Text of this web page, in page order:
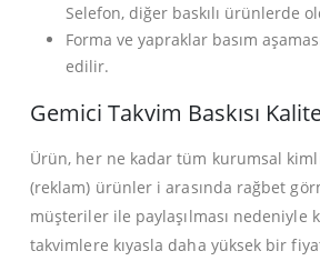
Selefon, diğer baskılı ürünlerde
Forma ve yapraklar basım
edilir.
Gemici Takvim Baskısı
Ürün, her ne kadar tüm kurumsal
(reklam) ürünler i arasında rağbet
müşteriler ile paylaşılması nedeniyle
takvimlere kıyasla daha yüksek bir